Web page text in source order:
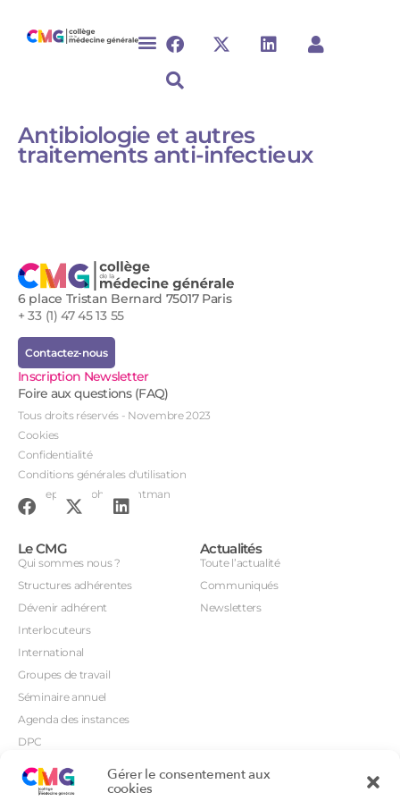
Gérer le consentement aux
cookies
Antibiologie et autres
traitements anti-infectieux
6 place Tristan Bernard 75017 Paris
+ 33 (1) 47 45 13 55
Contactez-nous
Inscription Newsletter
Foire aux questions (FAQ)
Tous droits réservés - Novembre 2023
Cookies
Confidentialité
Conditions générales d'utilisation
Conception : John Brightman
Le CMG
Qui sommes nous ?
Structures adhérentes
Dévenir adhérent
Interlocuteurs
International
Groupes de travail
Séminaire annuel
Agenda des instances
DPC
Orientations prioritaires
Actualités
Toute l’actualité
Communiqués
Newsletters